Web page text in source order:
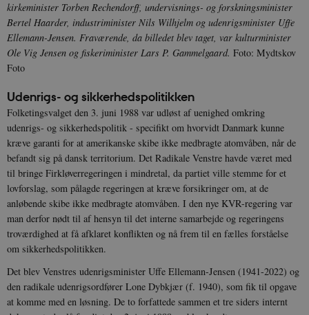
kirkeminister Torben Rechendorff, undervisnings- og forskningsminister
Bertel Haarder, industriminister Nils Wilhjelm og udenrigsminister Uffe
Ellemann-Jensen. Fraværende, da billedet blev taget, var kulturminister
Ole Vig Jensen og fiskeriminister Lars P. Gammelgaard. Foto: Mydtskov
Foto
Udenrigs- og sikkerhedspolitikken
Folketingsvalget den 3. juni 1988 var udløst af uenighed omkring
udenrigs- og sikkerhedspolitik - specifikt om hvorvidt Danmark kunne
kræve garanti for at amerikanske skibe ikke medbragte atomvåben, når de
befandt sig på dansk territorium. Det Radikale Venstre havde været med
til bringe Firkløverregeringen i mindretal, da partiet ville stemme for et
lovforslag, som pålagde regeringen at kræve forsikringer om, at de
anløbende skibe ikke medbragte atomvåben. I den nye KVR-regering var
man derfor nødt til af hensyn til det interne samarbejde og regeringens
troværdighed at få afklaret konflikten og nå frem til en fælles forståelse
om sikkerhedspolitikken.
Det blev Venstres udenrigsminister Uffe Ellemann-Jensen (1941-2022) og
den radikale udenrigsordfører Lone Dybkjær (f. 1940), som fik til opgave
at komme med en løsning. De to forfattede sammen et tre siders internt